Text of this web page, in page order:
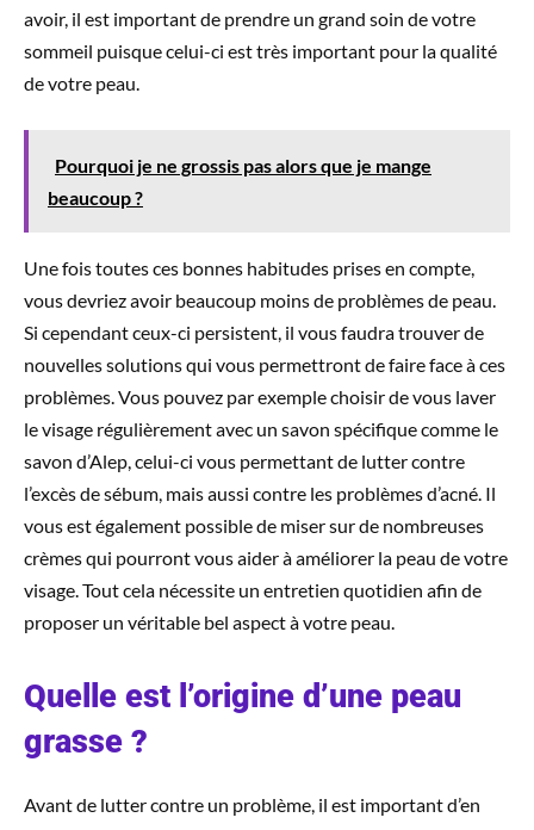
avoir, il est important de prendre un grand soin de votre
sommeil puisque celui-ci est très important pour la qualité
de votre peau.
Pourquoi je ne grossis pas alors que je mange
beaucoup ?
Une fois toutes ces bonnes habitudes prises en compte,
vous devriez avoir beaucoup moins de problèmes de peau.
Si cependant ceux-ci persistent, il vous faudra trouver de
nouvelles solutions qui vous permettront de faire face à ces
problèmes. Vous pouvez par exemple choisir de vous laver
le visage régulièrement avec un savon spécifique comme le
savon d’Alep, celui-ci vous permettant de lutter contre
l’excès de sébum, mais aussi contre les problèmes d’acné. Il
vous est également possible de miser sur de nombreuses
crèmes qui pourront vous aider à améliorer la peau de votre
visage. Tout cela nécessite un entretien quotidien afin de
proposer un véritable bel aspect à votre peau.
Quelle est l’origine d’une peau
grasse ?
Avant de lutter contre un problème, il est important d’en